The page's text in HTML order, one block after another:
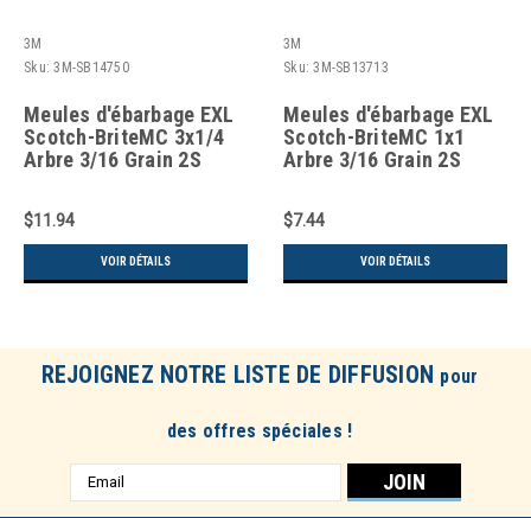
3M
Sku: 3M-SB14750
Meules d'ébarbage EXL
Scotch-BriteMC 3x1/4
Arbre 3/16 Grain 2S
$11.94
VOIR DÉTAILS
3M
Sku: 3M-SB13713
Meules d'ébarbage EXL
Scotch-BriteMC 1x1
Arbre 3/16 Grain 2S
$7.44
VOIR DÉTAILS
REJOIGNEZ NOTRE LISTE DE DIFFUSION pour
des offres spéciales !
Adresse
e-